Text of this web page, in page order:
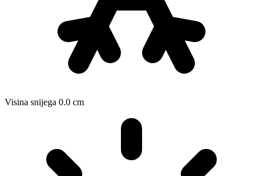
Visina snijega 0.0 cm